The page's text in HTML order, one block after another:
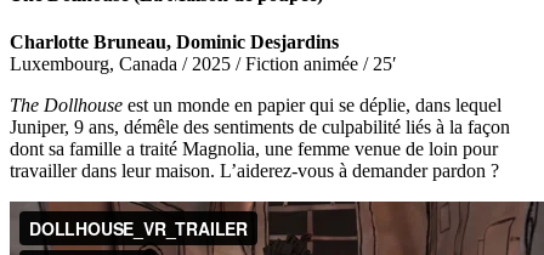
Charlotte Bruneau, Dominic Desjardins
Luxembourg, Canada / 2025 / Fiction animée / 25′
The Dollhouse est un monde en papier qui se déplie, dans lequel
Juniper, 9 ans, démêle des sentiments de culpabilité liés à la façon
dont sa famille a traité Magnolia, une femme venue de loin pour
travailler dans leur maison. L’aiderez-vous à demander pardon ?